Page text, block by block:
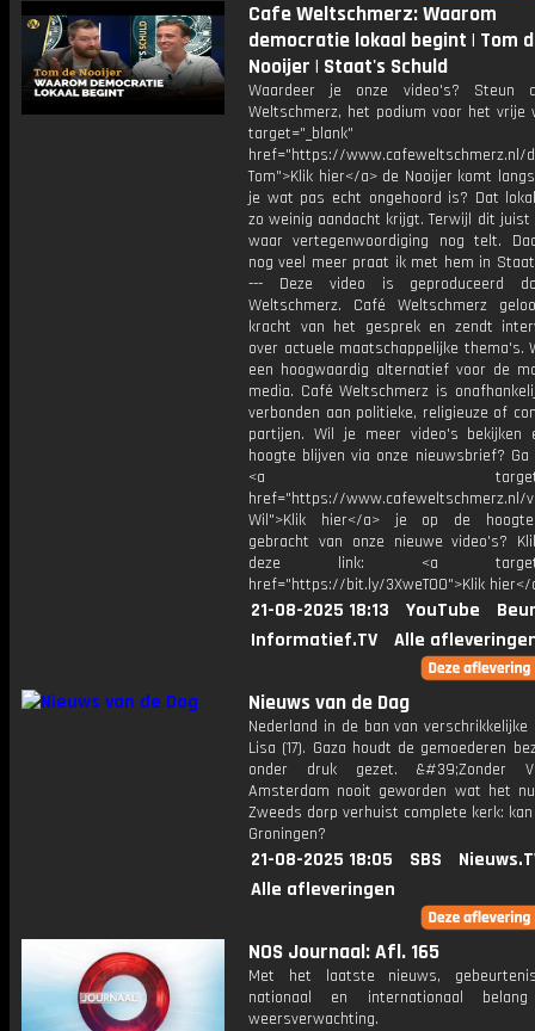
Cafe Weltschmerz: Waarom
democratie lokaal begint | Tom
Nooijer | Staat's Schuld
Waardeer je onze video's? Steun
Weltschmerz, het podium voor het vrije
target="_blank"
href="https://www.cafeweltschmerz.nl/
Tom">Klik hier</a> de Nooijer komt
je wat pas echt ongehoord is? Dat
zo weinig aandacht krijgt. Terwijl dit juist
waar vertegenwoordiging nog telt.
nog veel meer praat ik met hem in
--- Deze video is geproduceerd
Weltschmerz. Café Weltschmerz
kracht van het gesprek en zendt
over actuele maatschappelijke thema's.
een hoogwaardig alternatief voor de
media. Café Weltschmerz is
verbonden aan politieke, religieuze of
partijen. Wil je meer video's bekijken
hoogte blijven via onze nieuwsbrief? Ga
<a
href="https://www.cafeweltschmerz.nl/
Wil">Klik hier</a> je op de
gebracht van onze nieuwe video's?
deze link: <a
href="https://bit.ly/3XweTO0">Klik hier</
21-08-2025 18:13 YouTube
Informatief.TV
Alle
Nieuws van de Dag
Nederland in de ban van
Lisa (17). Gaza houdt de gemoederen
onder druk gezet. &#39;Zonder
Amsterdam nooit geworden wat het
Zweeds dorp verhuist complete kerk:
Groningen?
21-08-2025 18:05 SBS
Alle afleveringen
NOS Journaal: Afl. 165
Met het laatste nieuws,
nationaal en internationaal
weersverwachting.